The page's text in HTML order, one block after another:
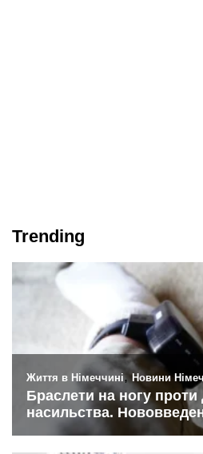
Trending